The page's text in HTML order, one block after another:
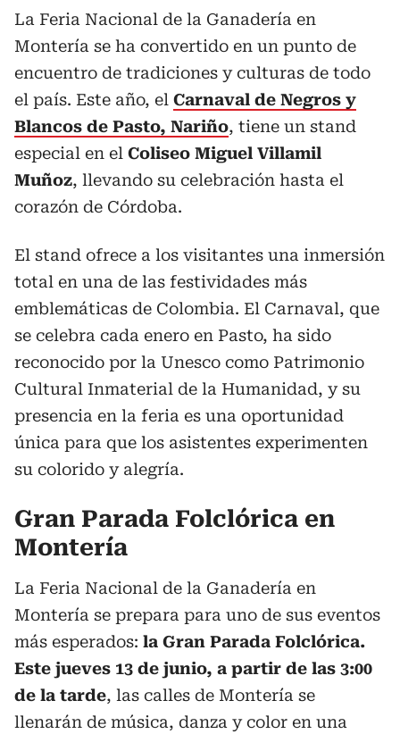
La Feria Nacional de la Ganadería en
Montería se ha convertido en un punto de
encuentro de tradiciones y culturas de todo
el país. Este año, el Carnaval de Negros y
Blancos de Pasto, Nariño, tiene un stand
especial en el Coliseo Miguel Villamil
Muñoz, llevando su celebración hasta el
corazón de Córdoba.
El stand ofrece a los visitantes una inmersión
total en una de las festividades más
emblemáticas de Colombia. El Carnaval, que
se celebra cada enero en Pasto, ha sido
reconocido por la Unesco como Patrimonio
Cultural Inmaterial de la Humanidad, y su
presencia en la feria es una oportunidad
única para que los asistentes experimenten
su colorido y alegría.
Gran Parada Folclórica en
Montería
La Feria Nacional de la Ganadería en
Montería se prepara para uno de sus eventos
más esperados: la Gran Parada Folclórica.
Este jueves 13 de junio, a partir de las 3:00
de la tarde, las calles de Montería se
llenarán de música, danza y color en una